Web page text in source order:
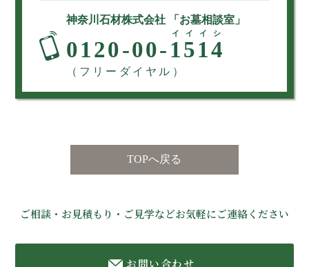
神奈川石材株式会社 「お墓相談室」
0120-00-1514
イイイシ
（フリーダイヤル）
TOPへ戻る
ご相談・お見積もり・ご見学などお気軽にご連絡ください
お問い合わせ